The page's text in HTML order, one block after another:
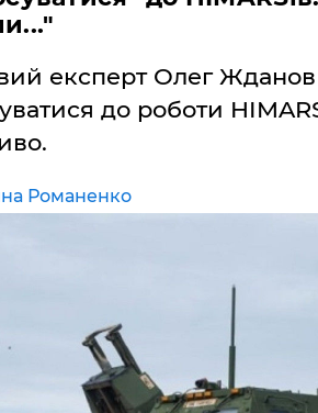
експерт Олег
до роботи
Романенко